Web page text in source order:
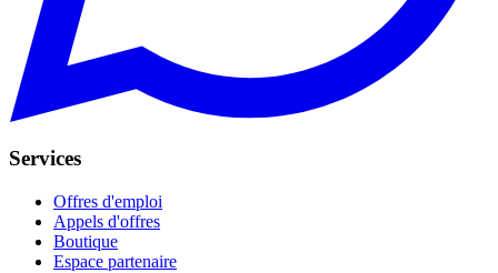
Services
Offres d'emploi
Appels d'offres
Boutique
Espace partenaire